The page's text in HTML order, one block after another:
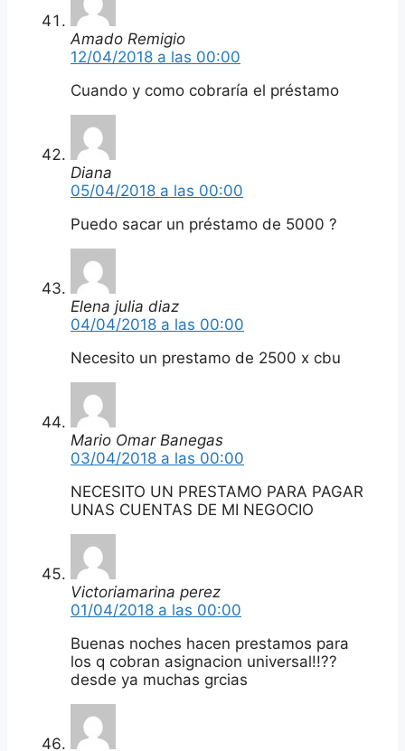
Amado Remigio
12/04/2018 a las 00:00
Cuando y como cobraría el préstamo
Diana
05/04/2018 a las 00:00
Puedo sacar un préstamo de 5000 ?
Elena julia diaz
04/04/2018 a las 00:00
Necesito un prestamo de 2500 x cbu
Mario Omar Banegas
03/04/2018 a las 00:00
NECESITO UN PRESTAMO PARA PAGAR
UNAS CUENTAS DE MI NEGOCIO
Victoriamarina perez
01/04/2018 a las 00:00
Buenas noches hacen prestamos para
los q cobran asignacion universal!!??
desde ya muchas grcias